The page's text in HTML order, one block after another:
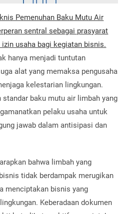
Pemenuhan Baku Mutu Air
sentral sebagai prasyarat
usaha bagi kegiatan bisnis.
hanya menjadi tuntutan
alat yang memaksa pengusaha
kelestarian lingkungan.
baku mutu air limbah yang
pelaku usaha untuk
jawab dalam antisipasi dan
bahwa limbah yang
tidak berdampak merugikan
menciptakan bisnis yang
Keberadaan dokumen